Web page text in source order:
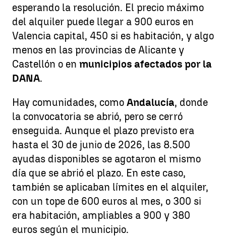
esperando la resolución. El precio máximo
del alquiler puede llegar a 900 euros en
Valencia capital, 450 si es habitación, y algo
menos en las provincias de Alicante y
Castellón o en municipios afectados por la
DANA.
Hay comunidades, como Andalucía, donde
la convocatoria se abrió, pero se cerró
enseguida. Aunque el plazo previsto era
hasta el 30 de junio de 2026, las 8.500
ayudas disponibles se agotaron el mismo
día que se abrió el plazo. En este caso,
también se aplicaban límites en el alquiler,
con un tope de 600 euros al mes, o 300 si
era habitación, ampliables a 900 y 380
euros según el municipio.